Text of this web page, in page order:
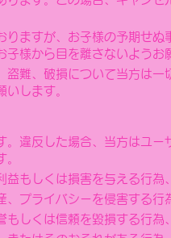
りますが、お子様の予期せ
子様から目を離さないようお
盗難、破損について当方は
いします。
。違反した場合、当方はユ
益もしくは損害を与える行為
、プライバシーを侵害する行
もしくは信頼を毀損する行為